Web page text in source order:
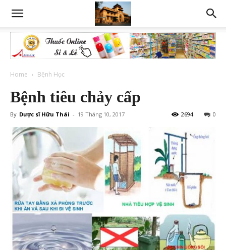
Home Bệnh Học
Bệnh tiêu chảy cấp
By Dược sĩ Hữu Thái - 19 Tháng 10, 2017 0
2694